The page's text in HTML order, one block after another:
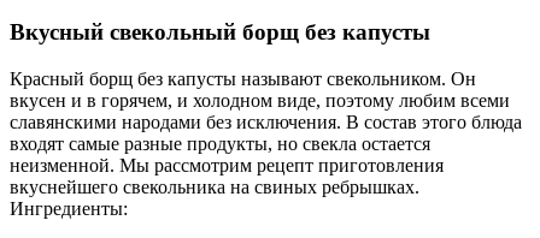
Вкусный свекольный борщ без капусты
Красный борщ без капусты называют свекольником. Он
вкусен и в горячем, и холодном виде, поэтому любим всеми
славянскими народами без исключения. В состав этого блюда
входят самые разные продукты, но свекла остается
неизменной. Мы рассмотрим рецепт приготовления
вкуснейшего свекольника на свиных ребрышках.
Ингредиенты: